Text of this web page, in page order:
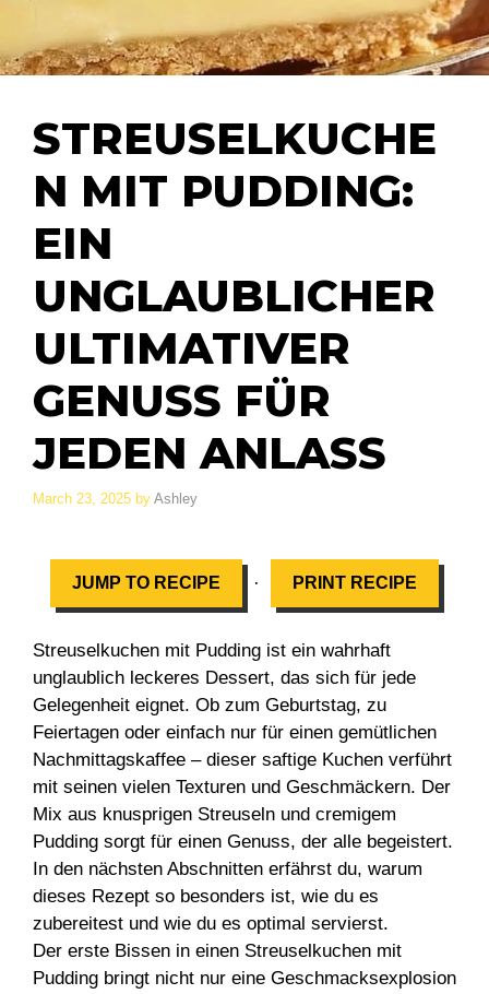
STREUSELKUCHE
N MIT PUDDING:
EIN
UNGLAUBLICHER
ULTIMATIVER
GENUSS FÜR
JEDEN ANLASS
March 23, 2025 by Ashley
JUMP TO RECIPE · PRINT RECIPE
Streuselkuchen mit Pudding ist ein wahrhaft
unglaublich leckeres Dessert, das sich für jede
Gelegenheit eignet. Ob zum Geburtstag, zu
Feiertagen oder einfach nur für einen gemütlichen
Nachmittagskaffee – dieser saftige Kuchen verführt
mit seinen vielen Texturen und Geschmäckern. Der
Mix aus knusprigen Streuseln und cremigem
Pudding sorgt für einen Genuss, der alle begeistert.
In den nächsten Abschnitten erfährst du, warum
dieses Rezept so besonders ist, wie du es
zubereitest und wie du es optimal servierst.
Der erste Bissen in einen Streuselkuchen mit
Pudding bringt nicht nur eine Geschmacksexplosion